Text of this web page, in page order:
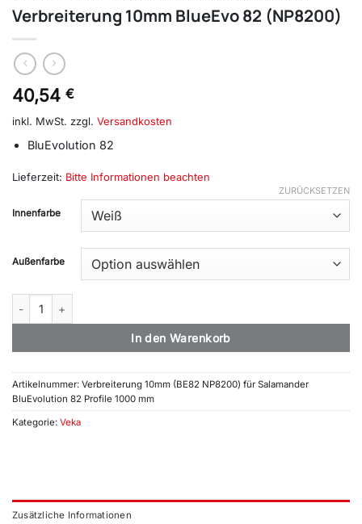
Verbreiterung 10mm BlueEvo 82 (NP8200)
40,54 €
inkl. MwSt. zzgl. Versandkosten
BluEvolution 82
Lieferzeit: Bitte Informationen beachten
Innenfarbe
Außenfarbe
ZURÜCKSETZEN
Verbreiterung 10mm BlueEvo 82 (NP8200) Menge
In den Warenkorb
Artikelnummer: Verbreiterung 10mm (BE82 NP8200) für Salamander
BluEvolution 82 Profile 1000 mm
Kategorie: Veka
Zusätzliche Informationen